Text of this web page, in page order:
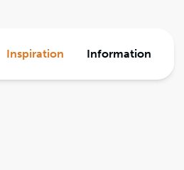
Inspiration Information